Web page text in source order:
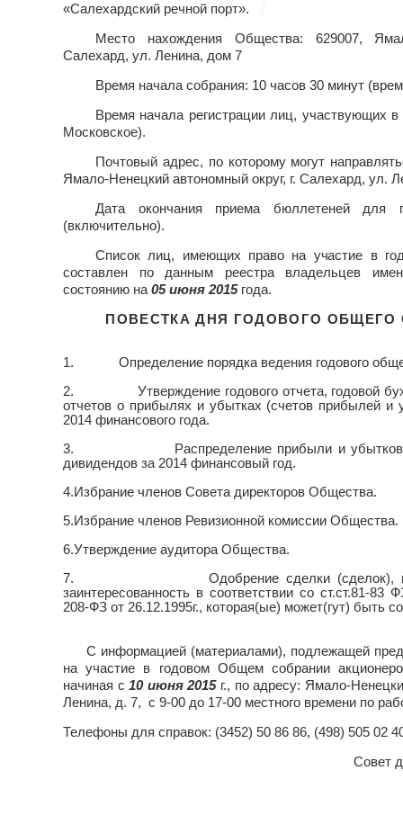
«Салехардский речной порт».
Место нахождения Общества: 629007,
Салехард, ул. Ленина, дом 7
Время начала собрания: 10 часов 30 минут
Время начала регистрации лиц, участвующих
Московское).
Почтовый адрес, по которому могут
Ямало-Ненецкий автономный округ, г. Салехард, ул.
Дата окончания приема бюллетеней для
(включительно).
Список лиц, имеющих право на участие в
составлен по данным реестра владельцев
состоянию на 05 июня 2015года.
ПОВЕСТКА ДНЯ ГОДОВОГО
1.
Определение порядка ведения годового
2.
Утверждение годового отчета, годовой
отчетов о прибылях и убытках (сче­тов прибылей и
2014 финансового года.
3.
Распределение прибыли и
дивидендов за 2014 финансовый год.
4.Избрание членов Совета директоров Общества.
5.Избрание членов Ревизионной комиссии Общества.
6.Утверждение аудитора Общества.
7.
Одобрение сделки (сделок),
заинтересованность в соответствии со ст.ст.81-
208-ФЗ от 26.12.1995г., которая(ые) может(гут) быть
С информацией (материалами), подлежащей
на участие в годовом Общем собрании
начиная с10 июня 2015 г., по адресу: Ямало-
Ленина, д. 7, с 9-00 до 17-00 местного времени по
Телефоны для справок: (3452) 50 86 86, (498) 505
Совет